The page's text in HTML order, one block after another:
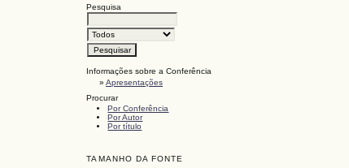
Pesquisa
Informações sobre a Conferência
»Apresentações
Procurar
Por Conferência
Por Autor
Por título
TAMANHO DA FONTE